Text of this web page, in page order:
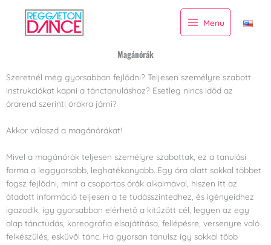
content
Menu
Magánórák
Szeretnél még gyorsabban fejlődni? Teljesen személyre szabott
instrukciókat kapni a tánctanuláshoz? Esetleg nincs időd az
órarend szerinti órákra járni?
Akkor válaszd a magánórákat!
Mivel a magánórák teljesen személyre szabottak, ez a tanulási
forma a leggyorsabb, leghatékonyabb. Egy óra alatt sokkal többet
fogsz fejlődni, mint a csoportos órák alkalmával, hiszen itt az
átadott információ teljesen a te tudásszintedhez, és igényeidhez
igazodik, így gyorsabban elérhető a kitűzött cél, legyen az egy
alap tánctudás, koreográfia elsajátítása, fellépésre, versenyre való
felkészülés, esküvői tánc. Ha gyorsan tanulsz így sokkal több